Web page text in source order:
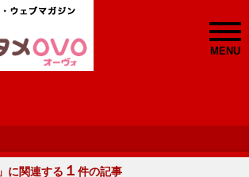
MENU
」に関連する １ 件の記事